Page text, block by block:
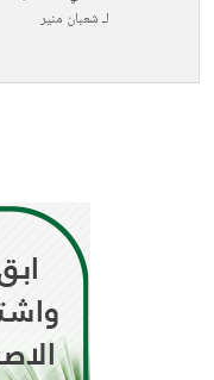
لـشعبان منير